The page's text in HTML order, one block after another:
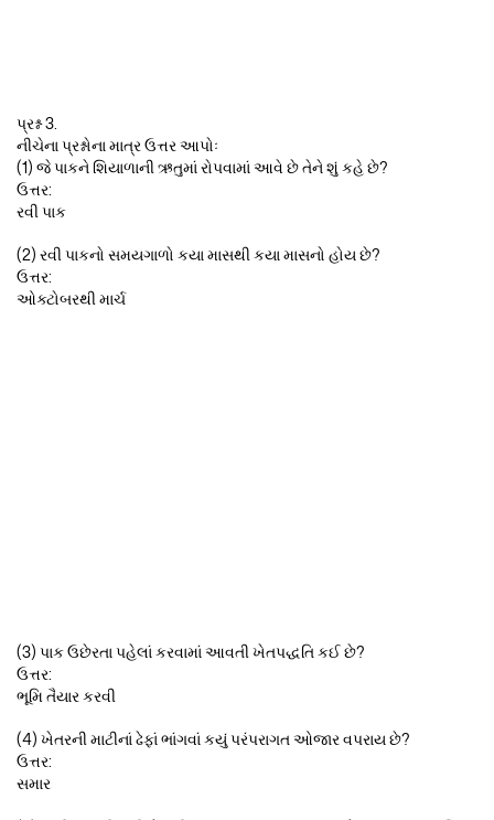
પ્રશ્ન 3.
નીચેના પ્રશ્નોના માત્ર ઉત્તર આપોઃ
(1) જે પાકને શિયાળાની ઋતુમાં રોપવામાં આવે છે તેને શું કહે છે?
ઉત્તર:
રવી પાક
(2) રવી પાકનો સમયગાળો કયા માસથી કયા માસનો હોય છે?
ઉત્તર:
ઓક્ટોબરથી માર્ચ
(3) પાક ઉછેરતા પહેલાં કરવામાં આવતી ખેતપદ્ધતિ કઈ છે?
ઉત્તર:
ભૂમિ તૈયાર કરવી
(4) ખેતરની માટીનાં ઢેફાં ભાંગવાં કયું પરંપરાગત ઓજાર વપરાય છે?
ઉત્તર:
સમાર